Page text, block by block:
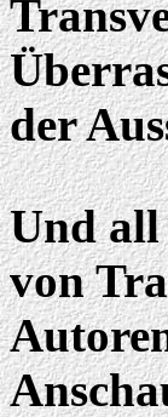
der
Und all
von